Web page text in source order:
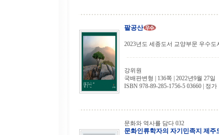
팔공산
2023년도 세종도서 교양부문 우수도
강위원
국배판변형 | 136쪽 | 2022년9월 27일
ISBN 978-89-285-1756-5 03660 | 정
문화와 역사를 담다 032
문화인류학자의 자기민족지 제주